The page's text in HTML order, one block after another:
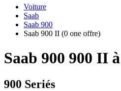
Voiture
Saab
Saab 900
Saab 900 II (0 one offre)
Saab 900 900 II
900 Seriés